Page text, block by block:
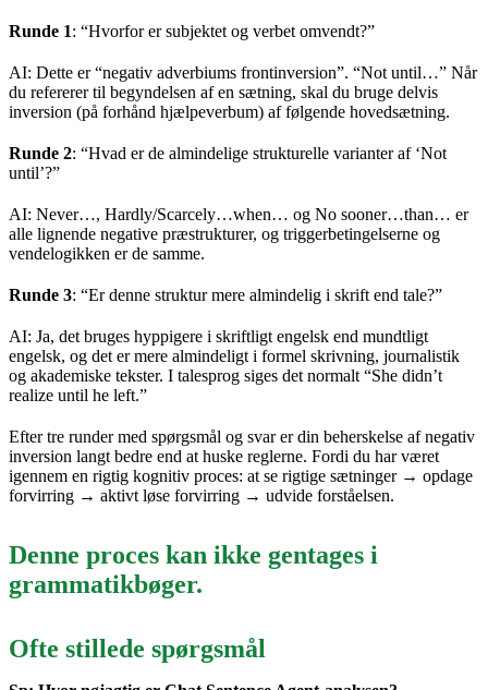
Runde 1: “Hvorfor er subjektet og verbet omvendt?”
AI: Dette er “negativ adverbiums frontinversion”. “Not until…” Når
du refererer til begyndelsen af ​​en sætning, skal du bruge delvis
inversion (på forhånd hjælpeverbum) af følgende hovedsætning.
Runde 2: “Hvad er de almindelige strukturelle varianter af ‘Not
until’?”
AI: Never…, Hardly/Scarcely…when… og No sooner…than… er
alle lignende negative præstrukturer, og triggerbetingelserne og
vendelogikken er de samme.
Runde 3: “Er denne struktur mere almindelig i skrift end tale?”
AI: Ja, det bruges hyppigere i skriftligt engelsk end mundtligt
engelsk, og det er mere almindeligt i formel skrivning, journalistik
og akademiske tekster. I talesprog siges det normalt “She didn’t
realize until he left.”
Efter tre runder med spørgsmål og svar er din beherskelse af negativ
inversion langt bedre end at huske reglerne. Fordi du har været
igennem en rigtig kognitiv proces: at se rigtige sætninger → opdage
forvirring → aktivt løse forvirring → udvide forståelsen.
Denne proces kan ikke gentages i
grammatikbøger.
Ofte stillede spørgsmål